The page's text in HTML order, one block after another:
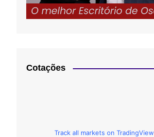
Cotações
Track all markets on TradingView